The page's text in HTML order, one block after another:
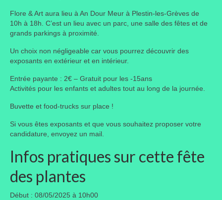
Florescence
Portes ouvertes
Autres
Flore et faune
Flore
Arbustes
Graminées
Flore & Art aura lieu à An Dour Meur à Plestin-les-Grèves de
10h à 18h. C’est un lieu avec un parc, une salle des fêtes et de
grands parkings à proximité.
Un choix non négligeable car vous pourrez découvrir des
exposants en extérieur et en intérieur.
Entrée payante : 2€ – Gratuit pour les -15ans
Activités pour les enfants et adultes tout au long de la journée.
Buvette et food-trucks sur place !
Si vous êtes exposants et que vous souhaitez proposer votre
candidature, envoyez un mail.
Infos pratiques sur cette fête
des plantes
Début : 08/05/2025 à 10h00